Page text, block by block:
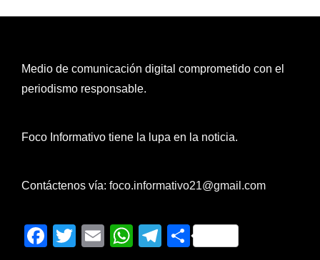
Medio de comunicación digital comprometido con el
periodismo responsable.
Foco Informativo tiene la lupa en la noticia.
Contáctenos vía: foco.informativo21@gmail.com
Facebook
Twitter
EmailWhatsApp
Telegram
Compartir